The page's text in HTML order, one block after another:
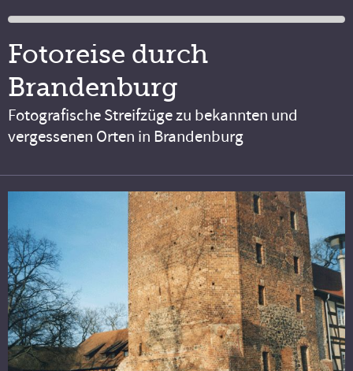
Fotoreise durch
Brandenburg
Fotografische Streifzüge zu bekannten und
vergessenen Orten in Brandenburg